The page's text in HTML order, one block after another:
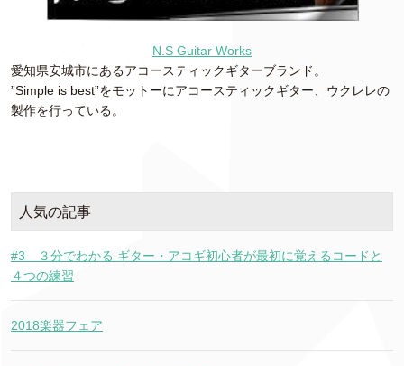
N.S Guitar Works
愛知県安城市にあるアコースティックギターブランド。
”Simple is best”をモットーにアコースティックギター、ウクレレの
製作を行っている。
人気の記事
#3 ３分でわかる ギター・アコギ初心者が最初に覚えるコードと
４つの練習
2018楽器フェア